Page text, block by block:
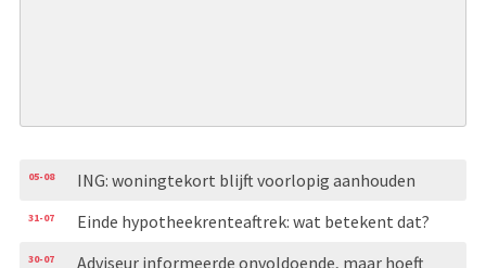
05-08 ING: woningtekort blijft voorlopig aanhouden
31-07 Einde hypotheekrenteaftrek: wat betekent dat?
30-07
Adviseur informeerde onvoldoende, maar hoeft